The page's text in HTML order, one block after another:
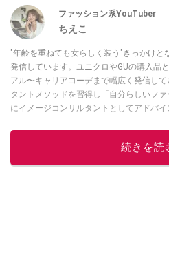
ファッション系YouTuber
ちえこ
"年齢を重ねても女らしく装う"きっかけと
発信しています。ユニクロやGUの購入品
アル〜キャリアコーデまで幅広く発信し
タントメソッドを習得し「自分らしいフ
にイメージコンサルタントとしてアドバ
積み上げ続けている外資系企業のコンサル
続きを読